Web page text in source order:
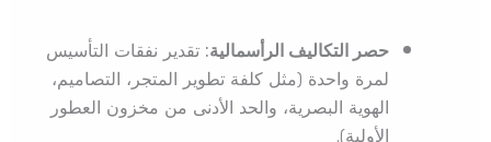
حصر التكاليف الرأسمالية:تقدير نفقات التأسيس
لمرة واحدة (مثل كلفة تطوير المتجر، التصاميم،
الهوية البصرية، والحد الأدنى من مخزون العطور
الأولية).